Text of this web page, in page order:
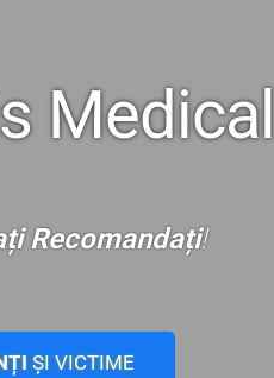
Medical
Recomandați!
ȘI VICTIME